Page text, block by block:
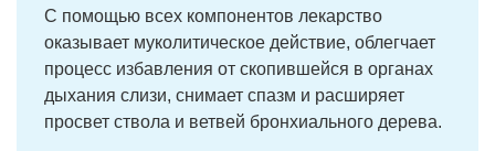
С помощью всех компонентов лекарство
оказывает муколитическое действие, облегчает
процесс избавления от скопившейся в органах
дыхания слизи, снимает спазм и расширяет
просвет ствола и ветвей бронхиального дерева.